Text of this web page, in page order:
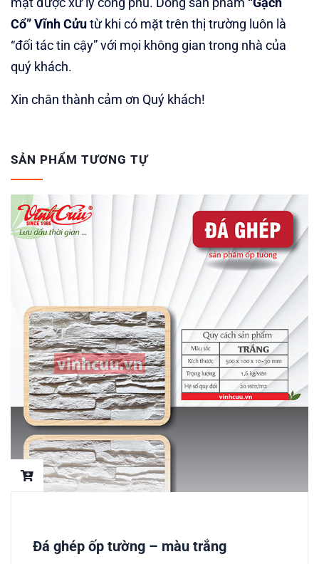
Cổ”Vĩnh Cửutừ khi có mặt trên thị trường luôn là
“đối tác tin cậy” với mọi không gian trong nhà của
quý khách.
Xin chân thành cảm ơn Quý khách!
SẢN PHẨM TƯƠNG TỰ
Đá ghép ốp tường – màu trắng